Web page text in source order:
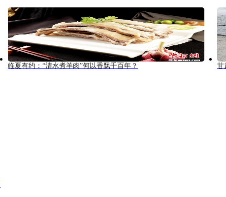
临夏有约：“清水煮羊肉”何以香飘千百年？ 甘